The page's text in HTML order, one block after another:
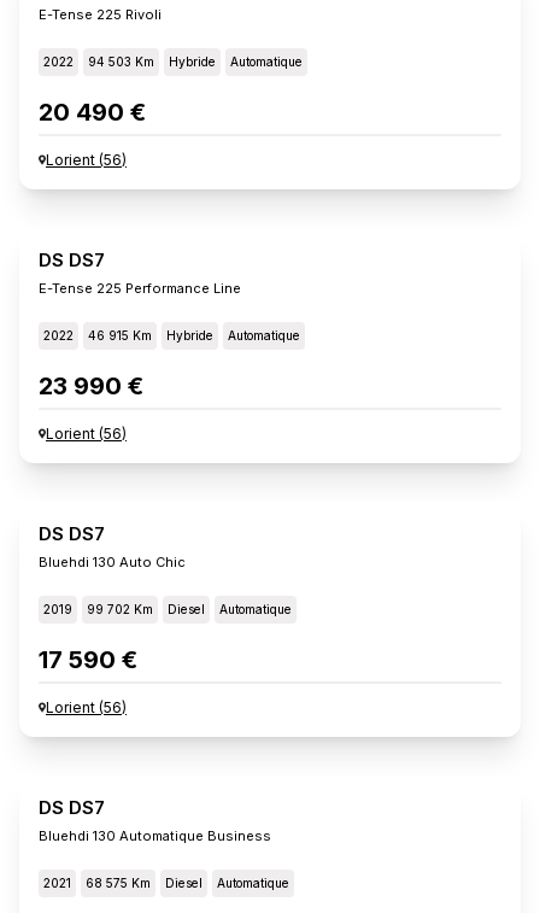
E-Tense 225 Rivoli
2022 94 503 Km Hybride Automatique
20 490 €
Lorient (56)
DS DS7
E-Tense 225 Performance Line
2022 46 915 Km Hybride Automatique
23 990 €
Lorient (56)
DS DS7
Bluehdi 130 Auto Chic
2019 99 702 Km Diesel Automatique
17 590 €
Lorient (56)
DS DS7
Bluehdi 130 Automatique Business
2021 68 575 Km Diesel Automatique